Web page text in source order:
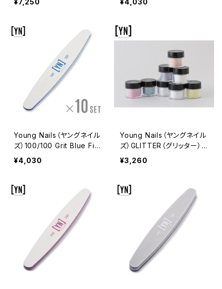
ジ）8本セット
¥7,250
本セット
¥4,030
Young Nails（ヤングネイル
ズ）100/100 Grit Blue File
（100/100 グリットブルーフ
ァイル）10本セット
¥4,030
Young Nails（ヤングネイル
ズ）GLITTER（グリッター）7
g
¥3,260